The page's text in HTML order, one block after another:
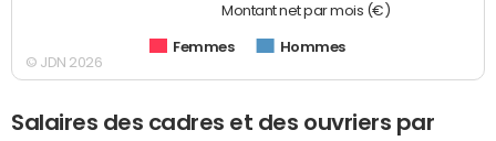
Montant net par mois (€)
Femmes Hommes
© JDN 2026
Salaires des cadres et des ouvriers par